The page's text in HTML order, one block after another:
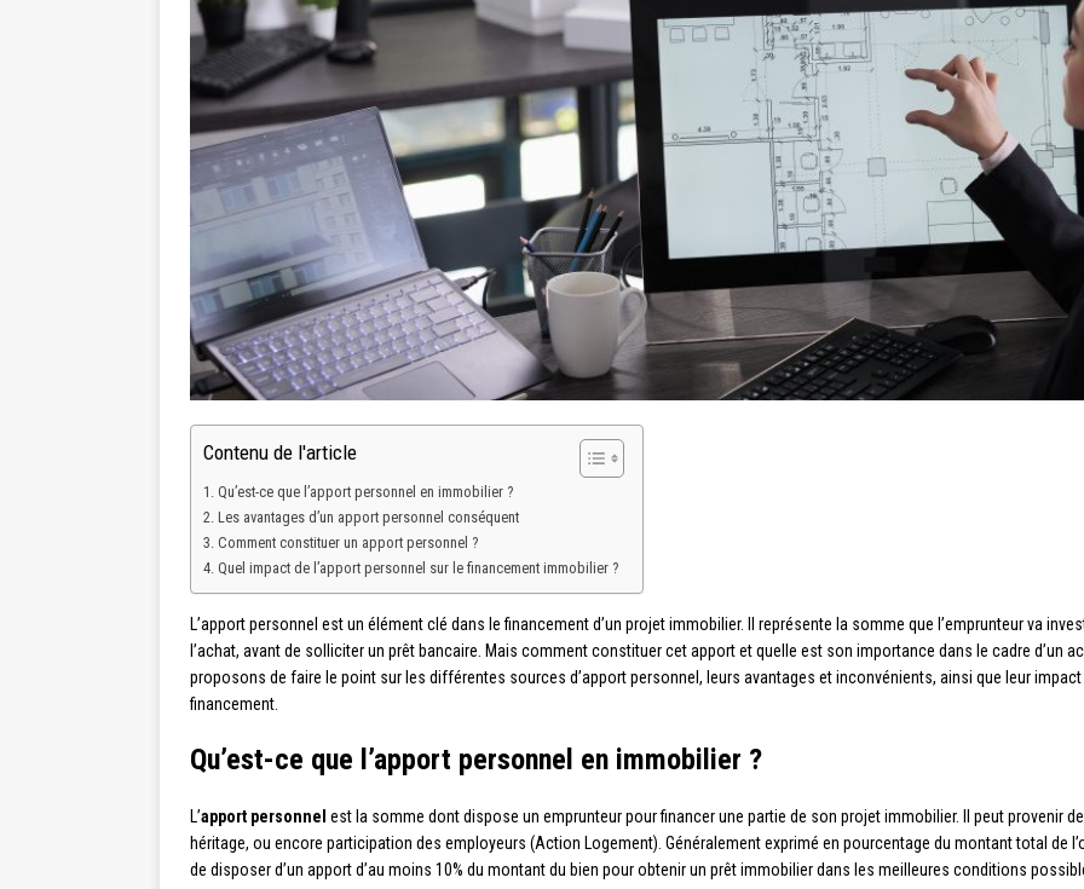
Contenu de l'article
Qu’est-ce que l’apport personnel en immobilier ?
Les avantages d’un apport personnel conséquent
Comment constituer un apport personnel ?
Quel impact de l’apport personnel sur le financement immobilier ?
L’apport personnel est un élément clé dans le financement d’un projet immobilier. Il représente la somme que l’emprunteur va
l’achat, avant de solliciter un prêt bancaire. Mais comment constituer cet apport et quelle est son importance dans le cadre d’un
proposons de faire le point sur les différentes sources d’apport personnel, leurs avantages et inconvénients, ainsi que leur
financement.
Qu’est-ce que l’apport personnel en immobilier ?
L’apport personnel est la somme dont dispose un emprunteur pour financer une partie de son projet immobilier. Il peut provenir
héritage, ou encore participation des employeurs (Action Logement). Généralement exprimé en pourcentage du montant total de
de disposer d’un apport d’au moins 10% du montant du bien pour obtenir un prêt immobilier dans les meilleures conditions